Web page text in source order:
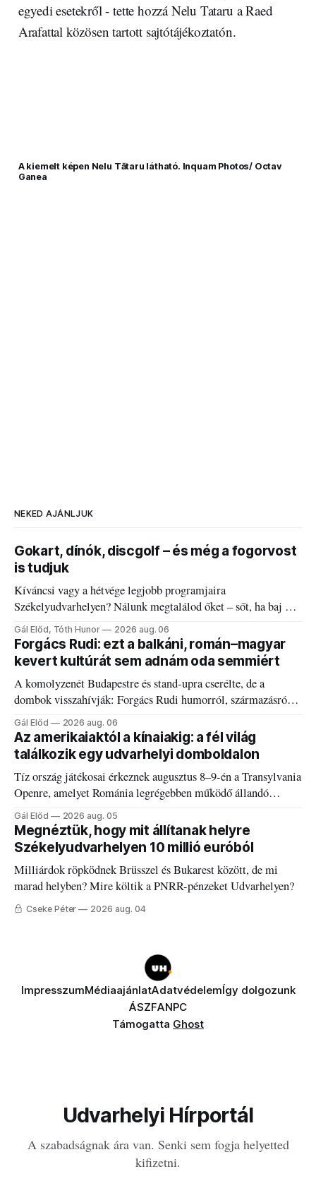
egyedi esetekről - tette hozzá Nelu Tataru a Raed
Arafattal közösen tartott sajtótájékoztatón.
A kiemelt képen Nelu Tătaru látható. Inquam Photos/ Octav
Ganea
NEKED AJÁNLJUK
Gokart, dínók, discgolf – és még a fogorvost
is tudjuk
Kíváncsi vagy a hétvége legjobb programjaira
Székelyudvarhelyen? Nálunk megtalálod őket – sőt, ha baj van
a fogaddal, a fogorvosi ügyeletet is!
Gál Előd, Tóth Hunor 2026 aug. 06
Forgács Rudi: ezt a balkáni, román–magyar
kevert kultúrát sem adnám oda semmiért
A komolyzenét Budapestre és stand-upra cserélte, de a
dombok visszahívják: Forgács Rudi humorról, származásról
és határokról.
Gál Előd 2026 aug. 06
Az amerikaiaktól a kínaiakig: a fél világ
találkozik egy udvarhelyi domboldalon
Tíz ország játékosai érkeznek augusztus 8–9-én a Transylvania
Openre, amelyet Románia legrégebben működő állandó
discgolfpályáján rendeznek meg.
Gál Előd 2026 aug. 05
Megnéztük, hogy mit állítanak helyre
Székelyudvarhelyen 10 millió euróból
Milliárdok röpködnek Brüsszel és Bukarest között, de mi
marad helyben? Mire költik a PNRR-pénzeket Udvarhelyen?
Cseke Péter 2026 aug. 04
ImpresszumMédiaajánlatAdatvédelemÍgy dolgozunk
ÁSZFANPC
Támogatta Ghost
Udvarhelyi Hírportál
A szabadságnak ára van. Senki sem fogja helyetted
kifizetni.